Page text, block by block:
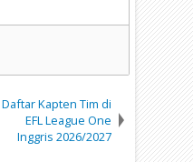
Daftar Kapten Tim di
EFL League One
Inggris 2026/2027